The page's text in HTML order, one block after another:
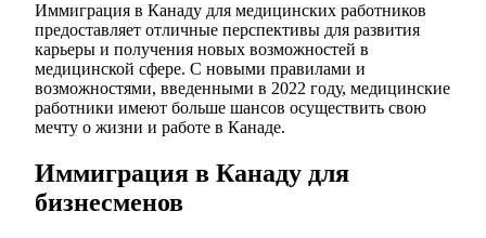
Иммиграция в Канаду для медицинских работников
предоставляет отличные перспективы для развития
карьеры и получения новых возможностей в
медицинской сфере. С новыми правилами и
возможностями, введенными в 2022 году, медицинские
работники имеют больше шансов осуществить свою
мечту о жизни и работе в Канаде.
Иммиграция в Канаду для
бизнесменов